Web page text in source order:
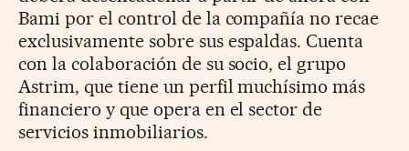
Bami por el control de la compañía no recae
exclusivamente sobre sus espaldas. Cuenta
con la colaboración de su socio, el grupo
Astrim, que tiene un perfil muchísimo más
financiero y que opera en el sector de
servicios inmobiliarios.